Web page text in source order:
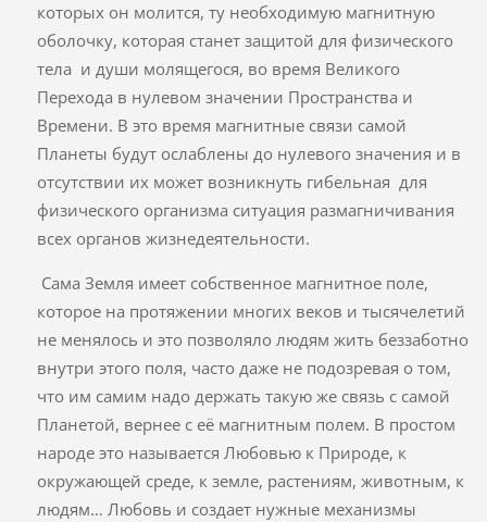
которых он молится, ту необходимую магнитную
оболочку, которая станет защитой для физического
тела и души молящегося, во время Великого
Перехода в нулевом значении Пространства и
Времени. В это время магнитные связи самой
Планеты будут ослаблены до нулевого значения и в
отсутствии их может возникнуть гибельная для
физического организма ситуация размагничивания
всех органов жизнедеятельности.
Сама Земля имеет собственное магнитное поле,
которое на протяжении многих веков и тысячелетий
не менялось и это позволяло людям жить беззаботно
внутри этого поля, часто даже не подозревая о том,
что им самим надо держать такую же связь с самой
Планетой, вернее с её магнитным полем. В простом
народе это называется Любовью к Природе, к
окружающей среде, к земле, растениям, животным, к
людям… Любовь и создает нужные механизмы